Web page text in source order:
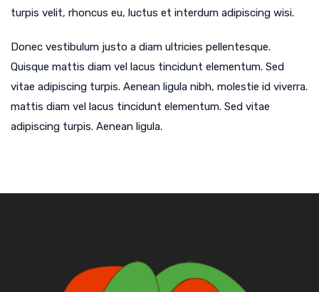
turpis velit, rhoncus eu, luctus et interdum adipiscing wisi.
Donec vestibulum justo a diam ultricies pellentesque.
Quisque mattis diam vel lacus tincidunt elementum. Sed
vitae adipiscing turpis. Aenean ligula nibh, molestie id viverra.
mattis diam vel lacus tincidunt elementum. Sed vitae
adipiscing turpis. Aenean ligula.